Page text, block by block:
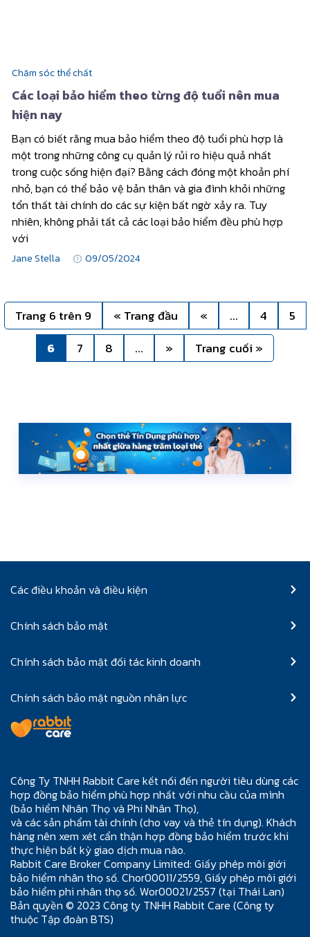
Chăm sóc thể chất
Các loại bảo hiểm theo từng độ tuổi nên mua
hiện nay
Bạn có biết rằng mua bảo hiểm theo độ tuổi phù hợp là
một trong những công cụ quản lý rủi ro hiệu quả nhất
trong cuộc sống hiện đại? Bằng cách đóng một khoản phí
nhỏ, bạn có thể bảo vệ bản thân và gia đình khỏi những
tổn thất tài chính do các sự kiện bất ngờ xảy ra. Tuy
nhiên, không phải tất cả các loại bảo hiểm đều phù hợp
với
Jane Stella 09/05/2024
Trang 6 trên 9 « Trang đầu « ... 4
5
6
7 8 ... » Trang cuối »
Các điều khoản và điều kiện
Chính sách bảo mật
Chính sách bảo mật đối tác kinh doanh
Chính sách bảo mật nguồn nhân lực
Công Ty TNHH Rabbit Care kết nối đến người tiêu dùng các
hợp đồng bảo hiểm phù hợp nhất với nhu cầu của mình
(bảo hiểm Nhân Thọ và Phi Nhân Thọ),
và các sản phẩm tài chính (cho vay và thẻ tín dụng). Khách
hàng nên xem xét cẩn thận hợp đồng bảo hiểm trước khi
thực hiện bất kỳ giao dịch mua nào.
Rabbit Care Broker Company Limited: Giấy phép môi giới
bảo hiểm nhân thọ số. Chor00011/2559, Giấy phép môi giới
bảo hiểm phi nhân thọ số. Wor00021/2557 (tại Thái Lan)
Bản quyền © 2023 Công ty TNHH Rabbit Care (Công ty
thuộc Tập đoàn BTS)